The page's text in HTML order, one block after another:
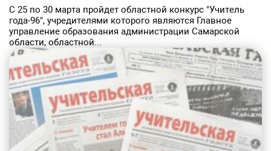
С 25 по 30 марта пройдет областной конкурс "Учитель
года-96", учредителями которого являются Главное
управление образования администрации Самарской
области, областной...